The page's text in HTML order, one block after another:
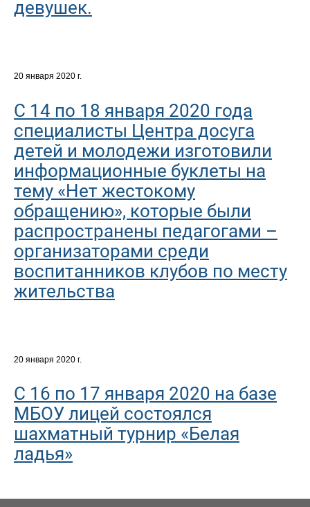
девушек.
20 января 2020 г.
С 14 по 18 января 2020 года
специалисты Центра досуга
детей и молодежи изготовили
информационные буклеты на
тему «Нет жестокому
обращению», которые были
распространены педагогами –
организаторами среди
воспитанников клубов по месту
жительства
20 января 2020 г.
С 16 по 17 января 2020 на базе
МБОУ лицей состоялся
шахматный турнир «Белая
ладья»